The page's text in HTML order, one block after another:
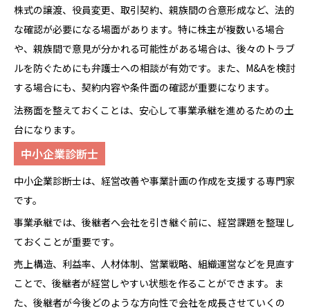
株式の譲渡、役員変更、取引契約、親族間の合意形成など、法的
な確認が必要になる場面があります。特に株主が複数いる場合
や、親族間で意見が分かれる可能性がある場合は、後々のトラブ
ルを防ぐためにも弁護士への相談が有効です。また、M&Aを検討
する場合にも、契約内容や条件面の確認が重要になります。
法務面を整えておくことは、安心して事業承継を進めるための土
台になります。
中小企業診断士
中小企業診断士は、経営改善や事業計画の作成を支援する専門家
です。
事業承継では、後継者へ会社を引き継ぐ前に、経営課題を整理し
ておくことが重要です。
売上構造、利益率、人材体制、営業戦略、組織運営などを見直す
ことで、後継者が経営しやすい状態を作ることができます。ま
た、後継者が今後どのような方向性で会社を成長させていくの